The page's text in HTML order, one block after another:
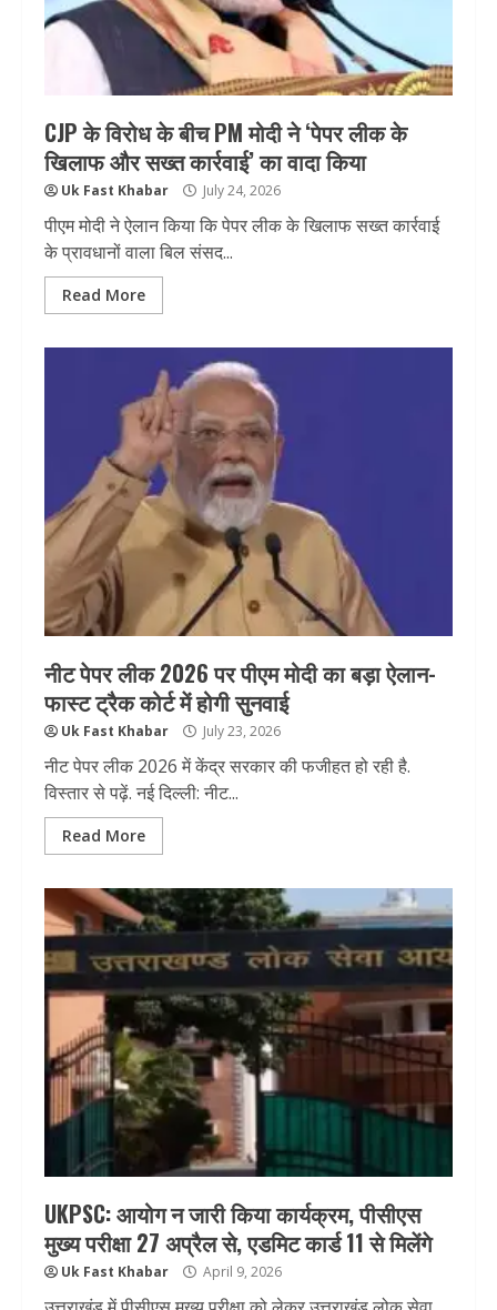
CJP के विरोध के बीच PM मोदी ने ‘पेपर लीक के
खिलाफ और सख्त कार्रवाई’ का वादा किया
Uk Fast Khabar July 24, 2026
पीएम मोदी ने ऐलान किया कि पेपर लीक के खिलाफ सख्त कार्रवाई
के प्रावधानों वाला बिल संसद...
Read More
नीट पेपर लीक 2026 पर पीएम मोदी का बड़ा ऐलान-
फास्ट ट्रैक कोर्ट में होगी सुनवाई
Uk Fast Khabar July 23, 2026
नीट पेपर लीक 2026 में केंद्र सरकार की फजीहत हो रही है.
विस्तार से पढ़ें. नई दिल्ली: नीट...
Read More
UKPSC: आयोग न जारी किया कार्यक्रम, पीसीएस
मुख्य परीक्षा 27 अप्रैल से, एडमिट कार्ड 11 से मिलेंगे
Uk Fast Khabar April 9, 2026